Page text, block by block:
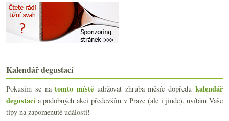
Výborná Rioja a skvělé i špatné naturální bubliny
Lehkonohé seriózní horské Nebbiolo
Čtyři výtečná Champagne nejen na léto
Třikrát Mencía od Bodegas Pittacum
Stará škola Prosecca
►července(18)
►června(20)
►května(21)
►dubna(20)
Kalendář degustací
Pokusím se natomto místě udržovat zhruba měsíc dopředukalendář
degustacía podobných akcí především v Praze (ale i jinde), uvítám Vaše
tipy na zapomenuté události!